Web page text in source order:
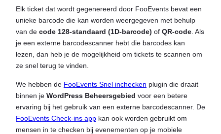
Elk ticket dat wordt gegenereerd door FooEvents bevat een
unieke barcode die kan worden weergegeven met behulp
van de code 128-standaard (1D-barcode) of QR-code . Als
je een externe barcodescanner hebt die barcodes kan
lezen, dan heb je de mogelijkheid om tickets te scannen om
ze snel terug te vinden.
We hebben de FooEvents Snel inchecken plugin die draait
binnen je WordPress Beheersgebied voor een betere
ervaring bij het gebruik van een externe barcodescanner. De
FooEvents Check-ins app kan ook worden gebruikt om
mensen in te checken bij evenementen op je mobiele